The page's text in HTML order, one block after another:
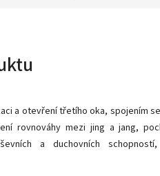
a otevření třetího oka, spojením
rovnováhy mezi jing a jang,
a duchovních